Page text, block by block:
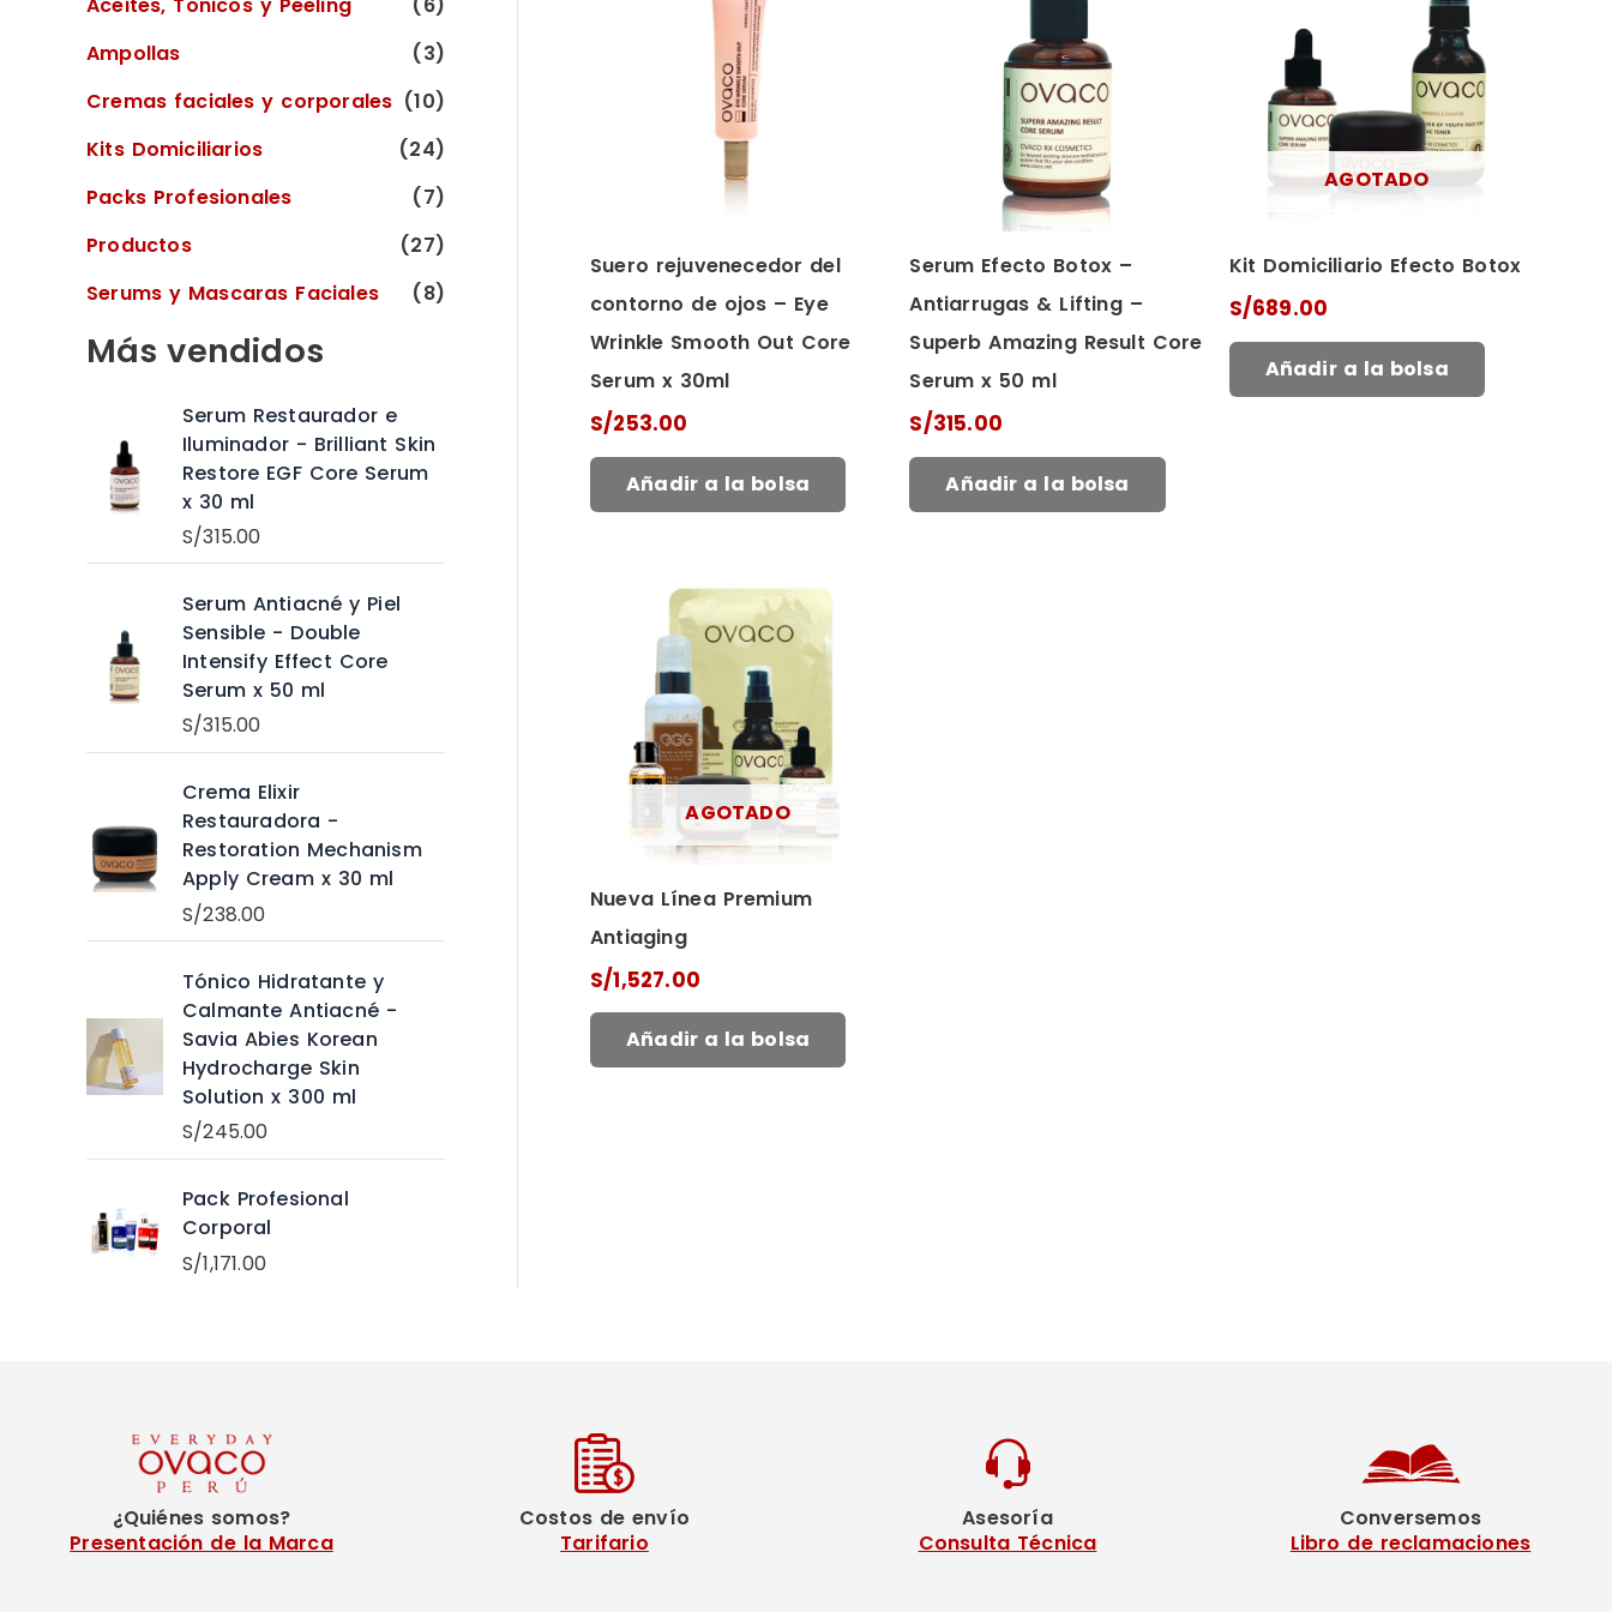
Ampollas
(3)
Cremas faciales y corporales (10)
Kits Domiciliarios
(24)
Packs Profesionales
(7)
Productos
(27)
Serums y Mascaras Faciales
(8)
Más vendidos
Serum Restaurador e
Iluminador - Brilliant Skin
Restore EGF Core Serum
x 30 ml
S/315.00
Serum Antiacné y Piel
Sensible - Double
Intensify Effect Core
Serum x 50 ml
S/315.00
Crema Elixir
Restauradora -
Restoration Mechanism
Apply Cream x 30 ml
S/238.00
Tónico Hidratante y
Calmante Antiacné -
Savia Abies Korean
Hydrocharge Skin
Solution x 300 ml
S/245.00
Pack Profesional
Corporal
S/1,171.00
Suero rejuvenecedor del
contorno de ojos – Eye
Wrinkle Smooth Out Core
Serum x 30ml
S/253.00
Añadir a la bolsa
Serum Efecto Botox –
Antiarrugas & Lifting –
Superb Amazing Result Core
Serum x 50 ml
S/315.00
Añadir a la bolsa
AGOTADO
Kit Domiciliario Efecto Botox
S/689.00
Añadir a la bolsa
AGOTADO
Nueva Línea Premium
Antiaging
S/1,527.00
Añadir a la bolsa
¿Quiénes somos?
Presentación de la Marca
Costos de envío
Tarifario
Asesoría
Consulta Técnica
Conversemos
Libro de reclamaciones